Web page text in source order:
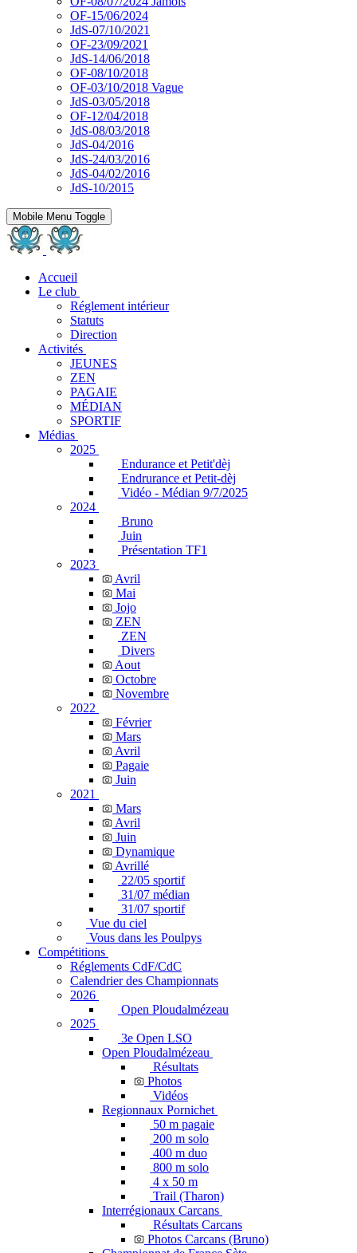
OF-15/06/2024
JdS-07/10/2021
OF-23/09/2021
JdS-14/06/2018
OF-08/10/2018
OF-03/10/2018 Vague
JdS-03/05/2018
OF-12/04/2018
JdS-08/03/2018
JdS-04/2016
JdS-24/03/2016
JdS-04/02/2016
JdS-10/2015
Mobile Menu Toggle
Accueil
Le club
Réglement intérieur
Statuts
Direction
Activités
JEUNES
ZEN
PAGAIE
MÉDIAN
SPORTIF
Médias
2025
Endurance et Petit'dèj
Endrurance et Petit-dèj
Vidéo - Médian 9/7/2025
2024
Bruno
Juin
Présentation TF1
2023
Avril
Mai
Jojo
ZEN
ZEN
Divers
Aout
Octobre
Novembre
2022
Février
Mars
Avril
Pagaie
Juin
2021
Mars
Avril
Juin
Dynamique
Avrillé
22/05 sportif
31/07 médian
31/07 sportif
Vue du ciel
Vous dans les Poulpys
Compétitions
Réglements CdF/CdC
Calendrier des Championnats
2026
Open Ploudalmézeau
2025
3e Open LSO
Open Ploudalmézeau
Résultats
Photos
Vidéos
Regionnaux Pornichet
50 m pagaie
200 m solo
400 m duo
800 m solo
4 x 50 m
Trail (Tharon)
Interrégionaux Carcans
Résultats Carcans
Photos Carcans (Bruno)